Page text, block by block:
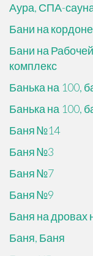
Аура, СПА-
Бани на кордоне
Бани на
комплекс
Банька на 100,
Банька на 100,
Баня №14
Баня №3
Баня №7
Баня №9
Баня на дровах
Баня, Баня